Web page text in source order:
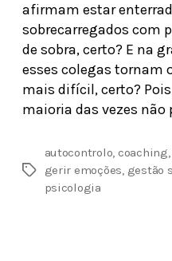
afirmam estar
sobrecarregados com
de sobra, certo? E na
esses colegas tornam
mais difícil, certo?
maioria das vezes não
autocontrolo, coaching
gerir emoções, gestão
psicologia